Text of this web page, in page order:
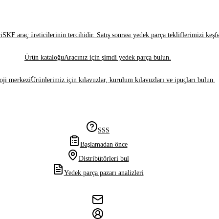
SKF araç üreticilerinin tercihidir. Satış sonrası yedek parça tekliflerimizi
Ürün kataloğuAracınız için şimdi yedek parça bulun.
merkeziÜrünlerimiz için kılavuzlar, kurulum kılavuzları ve ipuçları bulun.
SSS
Başlamadan önce
Distribütörleri bul
Yedek parça pazarı analizleri